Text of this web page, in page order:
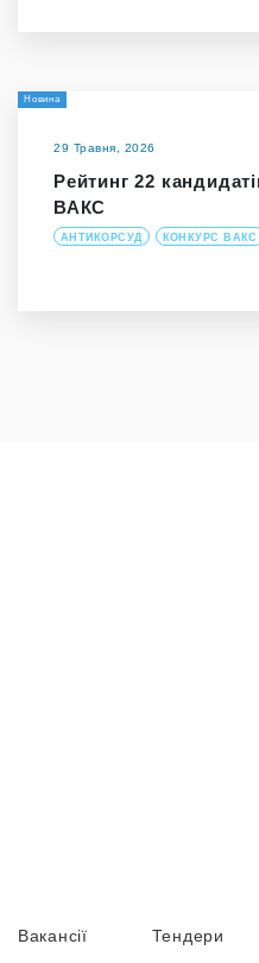
Новина
29 Травня, 2026
Рейтинг 22
ВАКС
АНТИКОРСУД КОНКУРС ВАКС
Вакансії Тендери